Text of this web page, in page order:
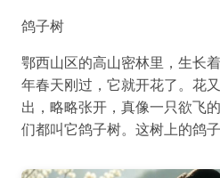
鸽子树
鄂西山区的高山密林里，生长
年春天刚过，它就开花了。花
出，略略张开，真像一只欲飞
们都叫它鸽子树。这树上的鸽